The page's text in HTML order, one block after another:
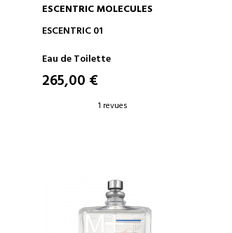
AJOUTER AU PANIER
ESCENTRIC MOLECULES
ESCENTRIC 01
Eau de Toilette
265,00 €
1 revues